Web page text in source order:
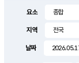
요소
지역
날짜